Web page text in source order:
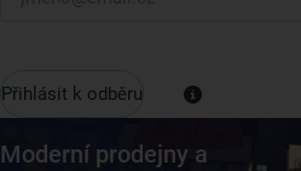
Přihlásit k odběru
Moderní prodejny a